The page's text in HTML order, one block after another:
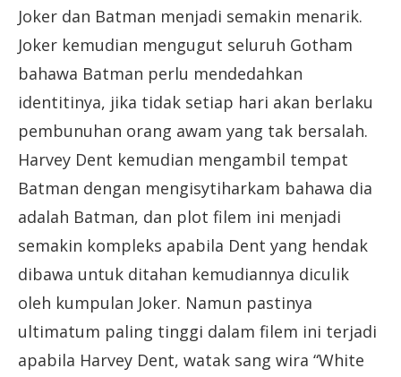
Joker dan Batman menjadi semakin menarik.
Joker kemudian mengugut seluruh Gotham
bahawa Batman perlu mendedahkan
identitinya, jika tidak setiap hari akan berlaku
pembunuhan orang awam yang tak bersalah.
Harvey Dent kemudian mengambil tempat
Batman dengan mengisytiharkam bahawa dia
adalah Batman, dan plot filem ini menjadi
semakin kompleks apabila Dent yang hendak
dibawa untuk ditahan kemudiannya diculik
oleh kumpulan Joker. Namun pastinya
ultimatum paling tinggi dalam filem ini terjadi
apabila Harvey Dent, watak sang wira “White